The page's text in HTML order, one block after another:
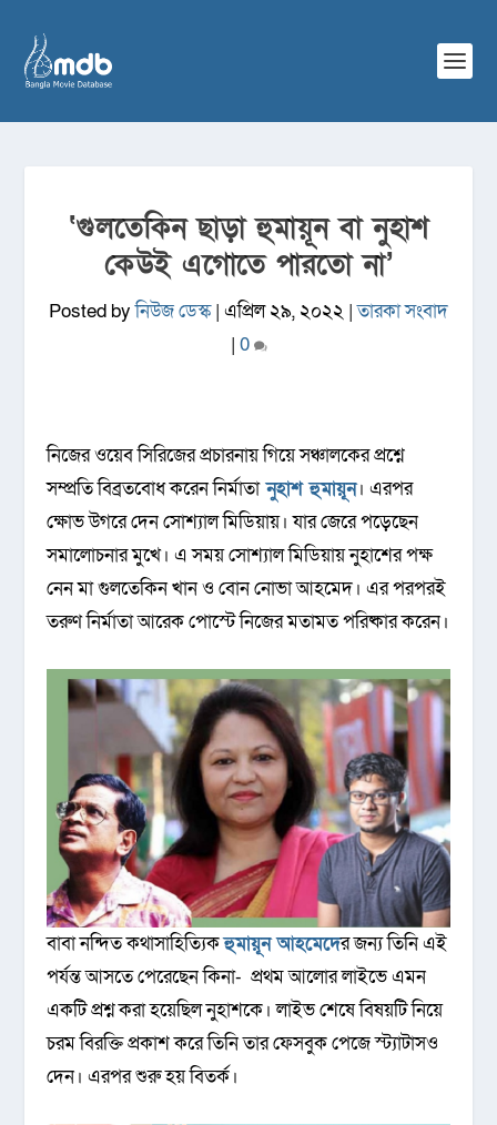
‘গুলতেকিন ছাড়া হুমায়ূন বা নুহাশ
কেউই এগোতে পারতো না’
Posted byনিউজ ডেস্ক| এপ্রিল ২৯, ২০২২ |তারকা সংবাদ
| 0
নিজের ওয়েব সিরিজের প্রচারনায় গিয়ে সঞ্চালকের প্রশ্নে
সম্প্রতি বিব্রতবোধ করেন নির্মাতানুহাশ হুমায়ূন। এরপর
ক্ষোভ উগরে দেন সোশ্যাল মিডিয়ায়। যার জেরে পড়েছেন
সমালোচনার মুখে। এ সময় সোশ্যাল মিডিয়ায় নুহাশের পক্ষ
নেন মা গুলতেকিন খান ও বোন নোভা আহমেদ। এর পরপরই
তরুণ নির্মাতা আরেক পোস্টে নিজের মতামত পরিষ্কার করেন।
বাবা নন্দিত কথাসাহিত্যিকহুমায়ূন আহমেদের জন্য তিনি এই
পর্যন্ত আসতে পেরেছেন কিনা- প্রথম আলোর লাইভে এমন
একটি প্রশ্ন করা হয়েছিল নুহাশকে। লাইভ শেষে বিষয়টি নিয়ে
চরম বিরক্তি প্রকাশ করে তিনি তার ফেসবুক পেজে স্ট্যাটাসও
দেন। এরপর শুরু হয় বিতর্ক।